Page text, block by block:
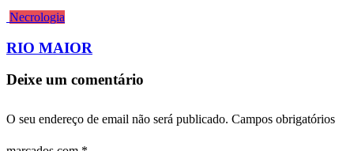
Necrologia
RIO MAIOR
Deixe um comentário
O seu endereço de email não será publicado. Campos obrigatórios